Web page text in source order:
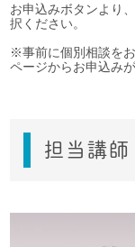
お申込みボタンより
択ください。
※事前に個別相談を
ページからお申込みが
担当講師